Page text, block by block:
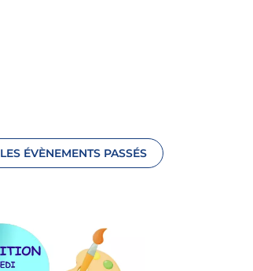
LES ÉVÈNEMENTS PASSÉS